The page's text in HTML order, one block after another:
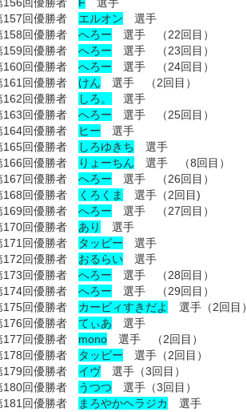
157回優勝者 エルオン 選手
158回優勝者 へろー 選手 （22回目）
159回優勝者 へろー 選手 （23回目）
160回優勝者 へろー 選手 （24回目）
161回優勝者 けん 選手 （2回目）
162回優勝者
しろ。
選手
163回優勝者 へろー 選手 （25回目）
164回優勝者 ヒー 選手
165回優勝者
しろゆきち 選手
166回優勝者
りょーちん 選手 （8回目）
167回優勝者 へろー 選手 （26回目）
168回優勝者
くろくま
選手（2回目)
169回優勝者 へろー 選手 （27回目）
170回優勝者 あり
選手
171回優勝者
タッピー 選手
172回優勝者 おるらい 選手
173回優勝者 へろー 選手 （28回目）
174回優勝者 へろー 選手 （29回目）
175回優勝者 カービィすきだよ
選手（2回目）
176回優勝者 てぃあ 選手
177回優勝者 mono 選手 （2回目）
178回優勝者
タッピー 選手（2回目）
179回優勝者 イヴ 選手（3回目）
180回優勝者
うつつ 選手（3回目）
181回優勝者
まろやかヘラジカ
選手